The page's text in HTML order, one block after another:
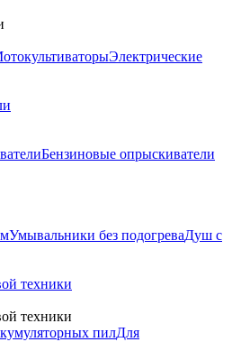
Электрические
Бензиновые опрыскиватели
Умывальники без подогреваДуш с
техники
техники
пилДля